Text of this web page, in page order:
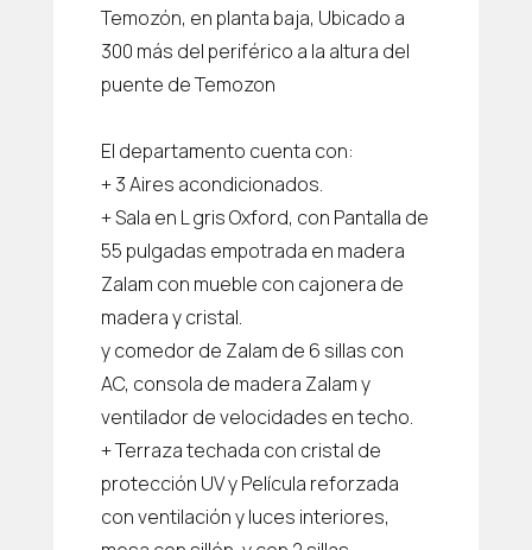
Temozón, en planta baja, Ubicado a
300 más del periférico a la altura del
puente de Temozon
El departamento cuenta con:
+ 3 Aires acondicionados.
+ Sala en L gris Oxford, con Pantalla de
55 pulgadas empotrada en madera
Zalam con mueble con cajonera de
madera y cristal.
y comedor de Zalam de 6 sillas con
AC, consola de madera Zalam y
ventilador de velocidades en techo.
+ Terraza techada con cristal de
protección UV y Película reforzada
con ventilación y luces interiores,